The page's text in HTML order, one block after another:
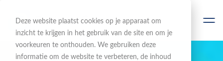
Deze website plaatst cookies op je apparaat om
inzicht te krijgen in het gebruik van de site en om je
voorkeuren te onthouden. We gebruiken deze
informatie om de website te verbeteren, de inhoud